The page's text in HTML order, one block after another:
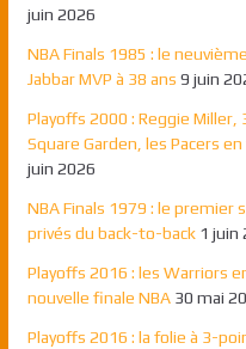
juin 2026
NBA Finals 1985 : le
Jabbar MVP à 38 ans 9 juin
Playoffs 2000 : Reggie Miller,
Square Garden, les Pacers
juin 2026
NBA Finals 1979 : le premier
privés du back-to-back 1 juin
Playoffs 2016 : les Warriors
nouvelle finale NBA 30 mai
Playoffs 2016 : la folie à 3-